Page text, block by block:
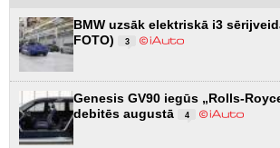
BMW uzsāk elektriskā i3
FOTO)
3
Genesis GV90 iegūs „Rolls-
debitēs augustā
4